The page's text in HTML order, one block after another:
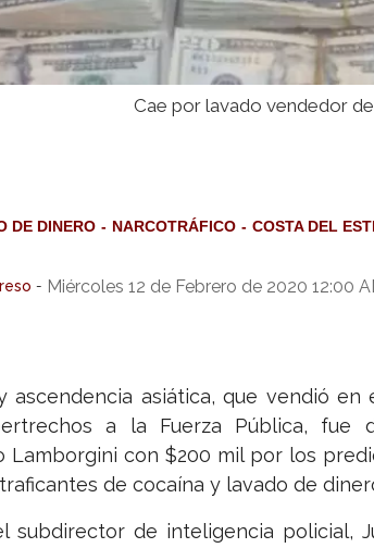
Cae por lavado vendedor
DE DINERO NARCOTRÁFICO COSTA DEL
- Miércoles 12 de Febrero de 2020 12:00
ascendencia asiática, que vendió en
a la Fuerza Pública, fue
Lamborgini con $200 mil por los
de cocaína y lavado de
subdirector de inteligencia policial,